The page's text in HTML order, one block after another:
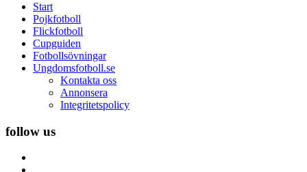
Start
Pojkfotboll
Flickfotboll
Cupguiden
Fotbollsövningar
Ungdomsfotboll.se
Kontakta oss
Annonsera
Integritetspolicy
follow us